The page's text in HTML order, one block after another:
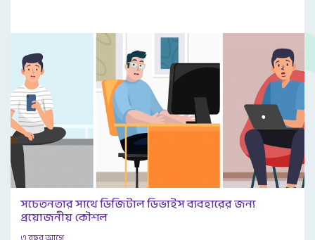
সচেতনতার সাথে ডিজিটাল ডিভাইস ব্যবহারের জন্য
প্রয়োজনীয় কৌশল